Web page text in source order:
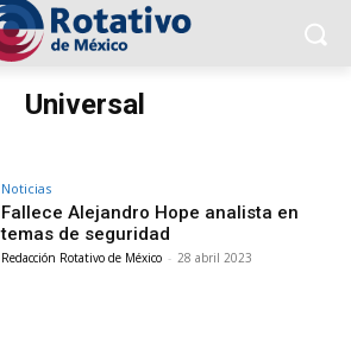
Universal
Noticias
Fallece Alejandro Hope analista en
temas de seguridad
Redacción Rotativo de México - 28 abril 2023